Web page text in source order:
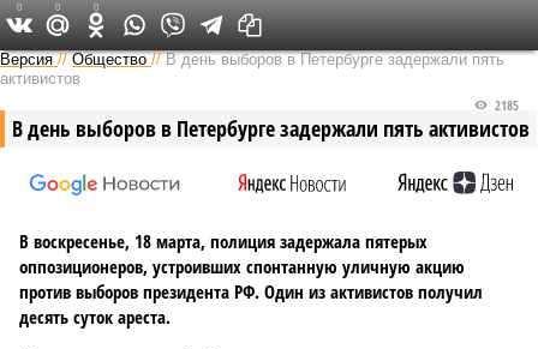
Версия на Неве
Версия //Общество //В день выборов в Петербурге задержали пять
активистов
В день выборов в Петербурге задержали пять активистов
2185
В воскресенье, 18 марта, полиция задержала пятерых
оппозиционеров, устроивших спонтанную уличную акцию
против выборов президента РФ. Один из активистов получил
десять суток ареста.
0 0 0